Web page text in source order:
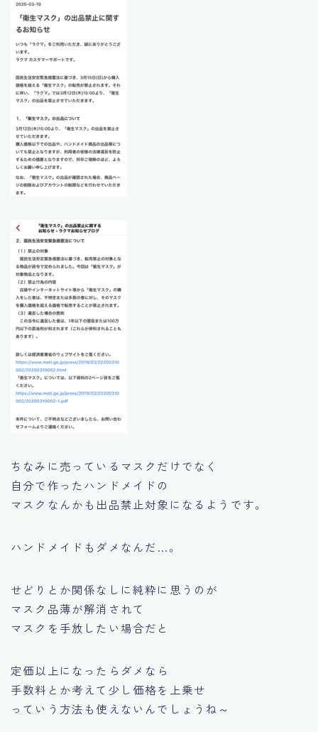
ちなみに売っているマスクだけでなく
自分で作ったハンドメイドの
マスクなんかも出品禁止対象になるようです。
ハンドメイドもダメなんだ…。
せどりとか関係なしに純粋に思うのが
マスク品薄が解消されて
マスクを手放したい場合だと
定価以上になったらダメなら
手数料とか考えて少し価格を上乗せ
っていう方法も使えないんでしょうね～